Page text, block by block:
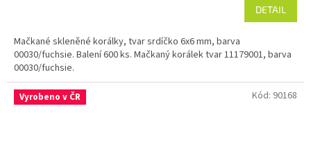
DETAIL
Mačkané skleněné korálky, tvar srdíčko 6x6 mm, barva
00030/fuchsie. Balení 600 ks. Mačkaný korálek tvar 11179001, barva
00030/fuchsie.
Vyrobeno v ČR Kód: 90168